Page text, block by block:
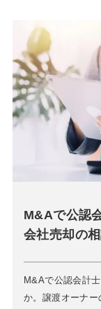
M&Aで公認
会社売却の
M&Aで公認会計
か。譲渡オーナ